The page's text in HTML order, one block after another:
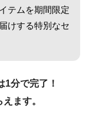
テムを期間限定
けする特別なセ
1分で完了！
ます。